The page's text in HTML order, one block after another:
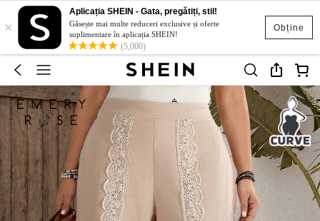
Obține
×
Aplicația SHEIN - Gata, pregătiți, stil!
Găsește mai multe reduceri exclusive și oferte
suplimentare în aplicația SHEIN!
(5,000)